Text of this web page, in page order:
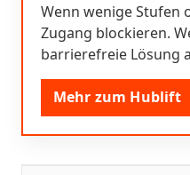
Wenn wenige Stufen
Zugang blockieren.
barrierefreie Lösung
Mehr zum Hublift